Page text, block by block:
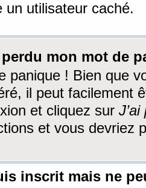
un utilisateur caché.
perdu mon mot de
panique ! Bien que
il peut facilement
et cliquez sur
et vous devriez
inscrit mais ne